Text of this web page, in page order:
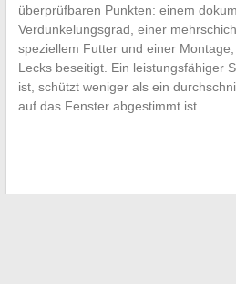
überprüfbaren Punkten: einem
Verdunkelungsgrad, einer
speziellem Futter und einer
Lecks beseitigt. Ein leistungsfähiger
ist, schützt weniger als ein
auf das Fenster abgestimmt ist.